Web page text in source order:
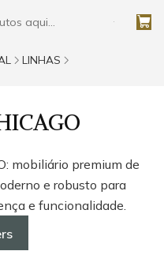
LINHAS
mobiliário premium de
e robusto para
e funcionalidade.